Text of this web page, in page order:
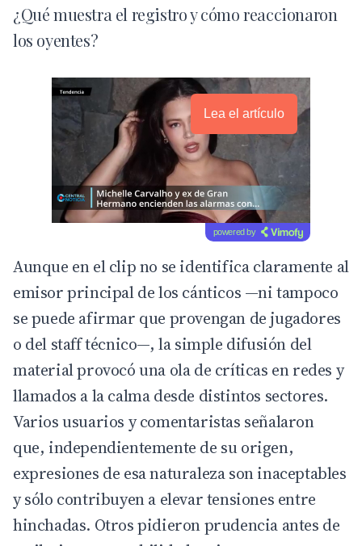
¿Qué muestra el registro y cómo reaccionaron
los oyentes?
Lea el artículo
powered by
Aunque en el clip no se identifica claramente al
emisor principal de los cánticos —ni tampoco
se puede afirmar que provengan de jugadores
o del staff técnico—, la simple difusión del
material provocó una ola de críticas en redes y
llamados a la calma desde distintos sectores.
Varios usuarios y comentaristas señalaron
que, independientemente de su origen,
expresiones de esa naturaleza son inaceptables
y sólo contribuyen a elevar tensiones entre
hinchadas. Otros pidieron prudencia antes de